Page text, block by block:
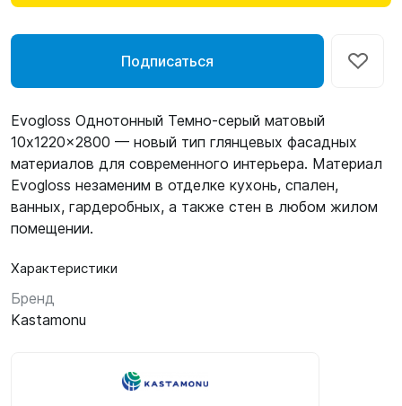
Подписаться
Evogloss Однотонный Темно-серый матовый
10x1220x2800 — новый тип глянцевых фасадных
материалов для современного интерьера. Материал
Evogloss незаменим в отделке кухонь, спален,
ванных, гардеробных, а также стен в любом жилом
помещении.
Характеристики
Бренд
Kastamonu